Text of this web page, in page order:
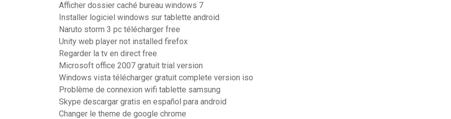
Afficher dossier caché bureau windows 7
Installer logiciel windows sur tablette android
Naruto storm 3 pc télécharger free
Unity web player not installed firefox
Regarder la tv en direct free
Microsoft office 2007 gratuit trial version
Windows vista télécharger gratuit complete version iso
Problème de connexion wifi tablette samsung
Skype descargar gratis en español para android
Changer le theme de google chrome